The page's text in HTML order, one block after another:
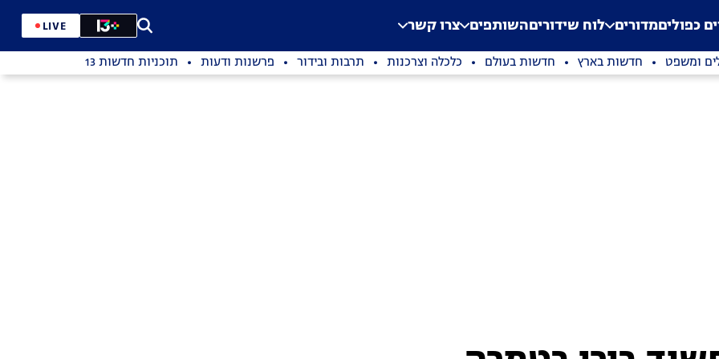
Application error: a
. כפוליםמדורים לוח שידוריםהשותפים צרו קשר LIVE
ומשפט חדשות בארץ חדשות בעולם כלכלה וצרכנות תרבות ובידור פרשנות ודעות תוכניות חדשות 13